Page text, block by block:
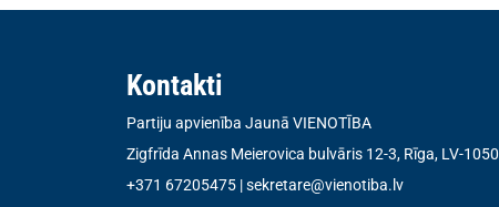
Kontakti
Partiju apvienība Jaunā VIENOTĪBA
Zigfrīda Annas Meierovica bulvāris 12-3, Rīga, LV-1050
+371 67205475 |sekretare@vienotiba.lv